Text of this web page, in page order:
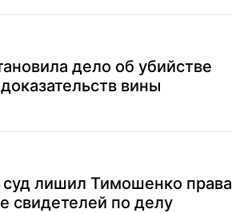
дело об убийстве
вины
лишил Тимошенко права
свидетелей по делу